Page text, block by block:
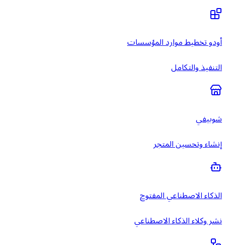
أودو تخطيط موارد المؤسسات
التنفيذ والتكامل
شوبيفي
إنشاء وتحسين المتجر
الذكاء الاصطناعي المفتوح
نشر وكلاء الذكاء الاصطناعي